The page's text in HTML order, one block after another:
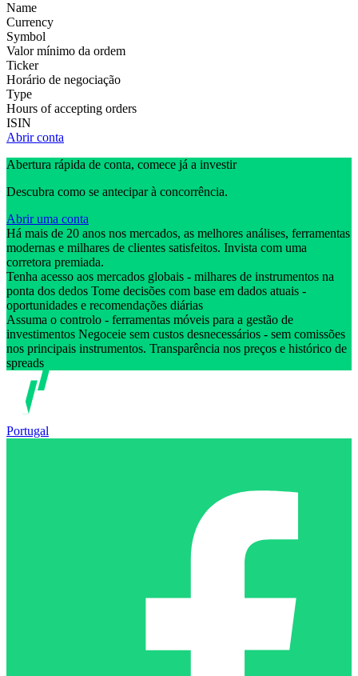
Name
Currency
Symbol
Valor mínimo da ordem
Ticker
Horário de negociação
Type
Hours of accepting orders
ISIN
Abrir conta
Abertura rápida de conta, comece já a investir
Descubra como se antecipar à concorrência.
Abrir uma conta
Há mais de 20 anos nos mercados, as melhores análises, ferramentas
modernas e milhares de clientes satisfeitos. Invista com uma
corretora premiada.
Tenha acesso aos mercados globais - milhares de instrumentos na
ponta dos dedos Tome decisões com base em dados atuais -
oportunidades e recomendações diárias
Assuma o controlo - ferramentas móveis para a gestão de
investimentos Negoceie sem custos desnecessários - sem comissões
nos principais instrumentos. Transparência nos preços e histórico de
spreads
Portugal